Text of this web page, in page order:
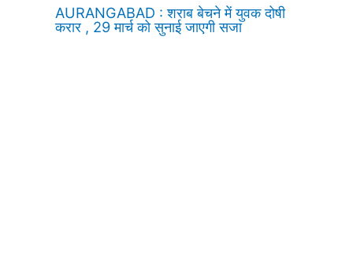
AURANGABAD : शराब बेचने में युवक दोषी
करार , 29 मार्च को सुनाई जाएगी सजा